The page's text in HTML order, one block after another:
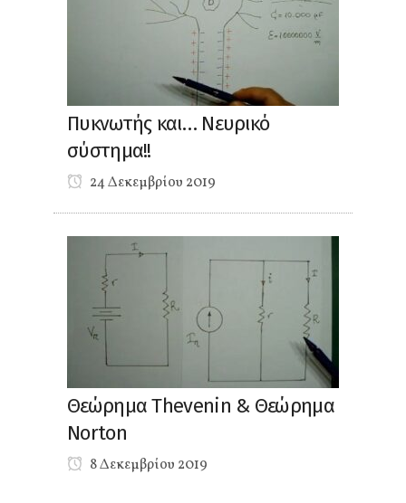
Πυκνωτής και… Νευρικό
σύστημα!!
24 Δεκεμβρίου 2019
Θεώρημα Thevenin & Θεώρημα
Norton
8 Δεκεμβρίου 2019